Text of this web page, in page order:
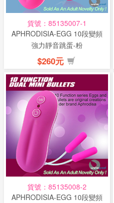
貨號：85135007-1
APHRODISIA-EGG 10段變頻
強力靜音跳蛋-粉
$260元
貨號：85135008-2
APHRODISIA-EGG 10段變頻